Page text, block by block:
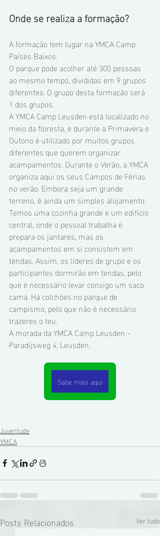
Onde se realiza a formação?
A formação tem lugar na YMCA Camp
Países Baixos.
O parque pode acolher até 300 pessoas
ao mesmo tempo, divididas em 9 grupos
diferentes. O grupo desta formação será
1 dos grupos.
A YMCA Camp Leusden está localizado no
meio da floresta, e durante a Primavera e
Outono é utilizado por muitos grupos
diferentes que querem organizar
acampamentos. Durante o Verão, a YMCA
organiza aqui os seus Campos de Férias
no verão. Embora seja um grande
terreno, é ainda um simples alojamento.
Temos uma cozinha grande e um edifício
central, onde o pessoal trabalha e
prepara os jantares, mas os
acampamentos em si consistem em
tendas. Assim, os líderes de grupo e os
participantes dormirão em tendas, pelo
que é necessário levar consigo um saco
cama. Há colchões no parque de
campismo, pelo que não é necessário
trazeres o teu.
A morada da YMCA Camp Leusden -
Paradijsweg 4, Leusden.
Sabe mais aqui
Juventude
YMCA
Posts Relacionados Ver tudo